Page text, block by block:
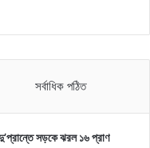
সর্বাধিক পঠিত
সড়কে ঝরল ১৬ প্রাণ